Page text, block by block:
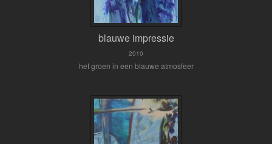
blauwe impressie
2010
het groen in een blauwe atmosfeer